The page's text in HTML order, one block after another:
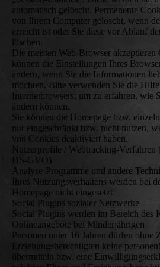
automatisch gelöscht. Permanente
von Ihrem Computer gelöscht, wenn
erreicht ist oder Sie diese vor Ablauf
löschen.
Die meisten Web-Browser akzeptieren
können die Einstellungen Ihres
ändern, wenn Sie die Informationen
möchten. Bitte verwenden Sie die
Internetbrowsers, um zu erfahren, wie
ändern können.
Sie können die Homepage bzw.
nur eingeschränkt bzw. nicht nutzen,
von Cookies deaktiviert haben.
Nutzerprofile / Webtracking-
DS-GVO)
Analyse-Programme und andere
Ihres Nutzungsverhaltens werden bei
Homepage nicht eingesetzt.
Social Plugins sozialer Netzwerke
Social Plugins werden im Bereich des
Onlineangebote bei Minderjährigen
Personen unter 16 Jahren dürfen ohne
Erziehungsberechtigten keine
übermitteln bzw. eine